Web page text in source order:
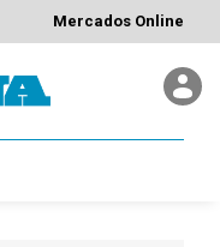
Mercados Online